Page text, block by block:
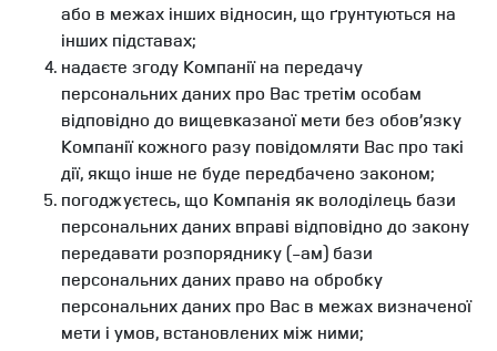
або в межах інших відносин, що ґрунтуються на
інших підставах;
надаєте згоду Компанії на передачу
персональних даних про Вас третім особам
відповідно до вищевказаної мети без обов’язку
Компанії кожного разу повідомляти Вас про такі
дії, якщо інше не буде передбачено законом;
погоджуєтесь, що Компанія як володілець бази
персональних даних вправі відповідно до закону
передавати розпоряднику (-ам) бази
персональних даних право на обробку
персональних даних про Вас в межах визначеної
мети і умов, встановлених між ними;